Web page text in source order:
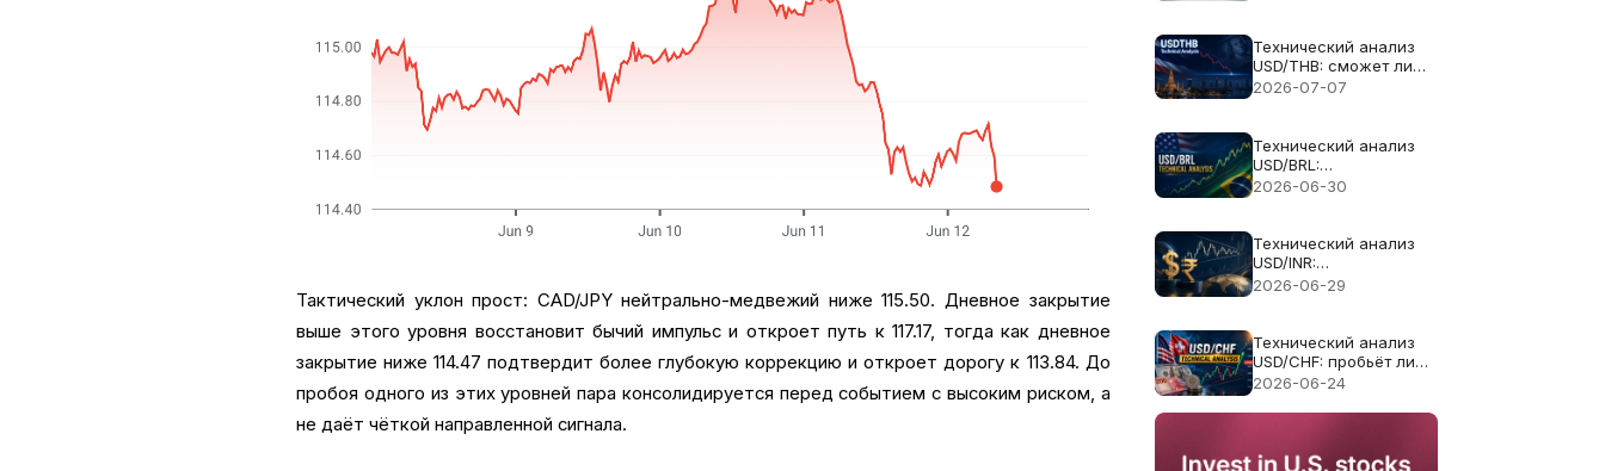
Тактический уклон прост: CAD/JPY нейтрально-медвежий ниже 115.50. Дневное закрытие
выше этого уровня восстановит бычий импульс и откроет путь к 117.17, тогда как дневное
закрытие ниже 114.47 подтвердит более глубокую коррекцию и откроет дорогу к 113.84. До
пробоя одного из этих уровней пара консолидируется перед событием с высоким риском, а
не даёт чёткой направленной сигнала.
ослабления импульса
Технический анализ
USD/THB: сможет ли
бат удержаться на
2026-07-07
Технический анализ
USD/BRL:
восстановление
5.2250
2026-06-30
Технический анализ
USD/INR:
восстановление рупии
2026-06-29
Технический анализ
USD/CHF: пробьёт ли
уровень 0.8150 после
2026-06-24